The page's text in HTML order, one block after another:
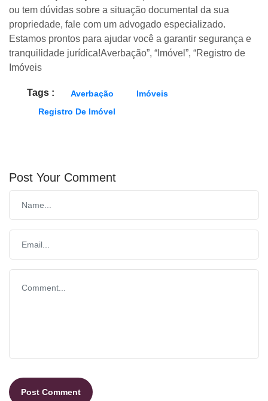
ou tem dúvidas sobre a situação documental da sua
propriedade, fale com um advogado especializado.
Estamos prontos para ajudar você a garantir segurança e
tranquilidade jurídica!Averbação”, “Imóvel”, “Registro de
Imóveis
Tags : Averbação
Imóveis
Registro De Imóvel
Post Your Comment